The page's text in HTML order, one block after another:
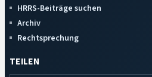
HRRS-Beiträge suchen
Archiv
Rechtsprechung
TEILEN